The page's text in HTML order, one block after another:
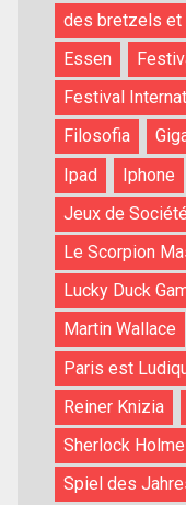
des bretzels et
Essen
Festival
Filosofia
Ipad
Iphone
Jeux de Société
Le Scorpion
Lucky Duck
Martin Wallace
Paris est
Reiner Knizia
Sherlock
Spiel des